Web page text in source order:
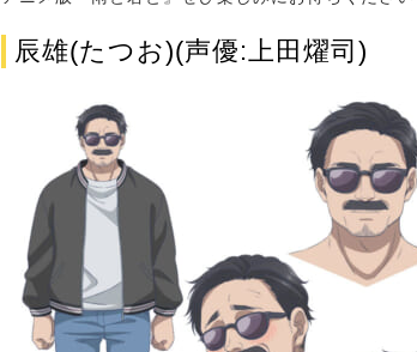
辰雄(たつお)(声優:上田燿司)